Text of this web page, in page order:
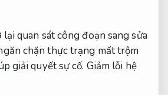
lại quan sát công đoạn sang sửa
chặn thực trạng mất trộm
giải quyết sự cố. Giảm lỗi hệ